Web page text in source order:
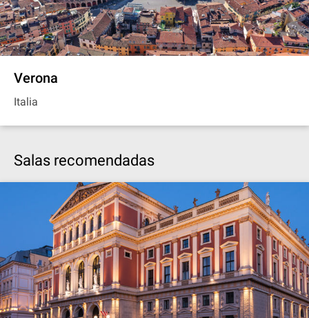
Verona
Italia
Salas recomendadas